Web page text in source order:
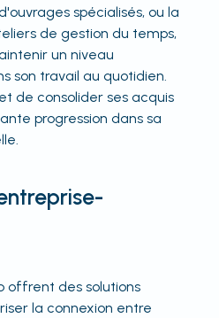
spécialisés, ou la
de gestion du temps,
un niveau
son travail au quotidien.
de consolider ses acquis
progression dans sa
offrent des solutions
la connexion entre